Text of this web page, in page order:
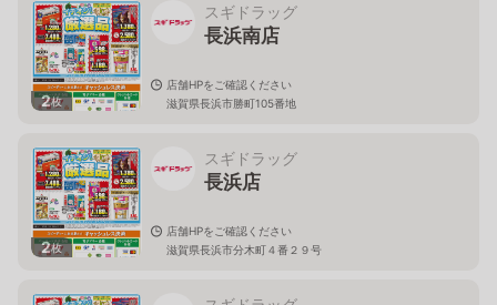
2枚
スギドラッグ
長浜南店
店舗HPをご確認ください
滋賀県長浜市勝町105番地
2枚
スギドラッグ
長浜店
店舗HPをご確認ください
滋賀県長浜市分木町４番２９号